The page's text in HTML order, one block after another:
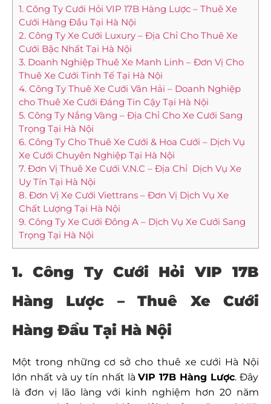
1. Công Ty Cưới Hỏi VIP 17B Hàng Lược – Thuê Xe
Cưới Hàng Đầu Tại Hà Nội
2. Công Ty Xe Cưới Luxury – Địa Chỉ Cho Thuê Xe
Cưới Bậc Nhất Tại Hà Nội
3. Doanh Nghiệp Thuê Xe Manh Linh – Đơn Vị Cho
Thuê Xe Cưới Tinh Tế Tại Hà Nội
4. Công Ty Thuê Xe Cưới Vân Hải – Doanh Nghiệp
cho Thuê Xe Cưới Đáng Tin Cậy Tại Hà Nội
5. Công Ty Nắng Vàng – Địa Chỉ Cho Xe Cưới Sang
Trọng Tại Hà Nội
6. Công Ty Cho Thuê Xe Cưới & Hoa Cưới – Dịch Vụ
Xe Cưới Chuyên Nghiệp Tại Hà Nội
7. Đơn Vị Thuê Xe Cưới V.N.C – Địa Chỉ Dịch Vụ Xe
Uy Tín Tại Hà Nội
8. Đơn Vị Xe Cưới Viettrans – Đơn Vị Dịch Vụ Xe
Chất Lượng Tại Hà Nội
9. Công Ty Xe Cưới Đông A – Dịch Vụ Xe Cưới Sang
Trọng Tại Hà Nội
1. Công Ty Cưới Hỏi VIP 17B
Hàng Lược – Thuê Xe Cưới
Hàng Đầu Tại Hà Nội
Một trong những cơ sở cho thuê xe cưới Hà Nội
lớn nhất và uy tín nhất làVIP 17B Hàng Lược. Đây
là đơn vị lão làng với kinh nghiệm hơn 20 năm